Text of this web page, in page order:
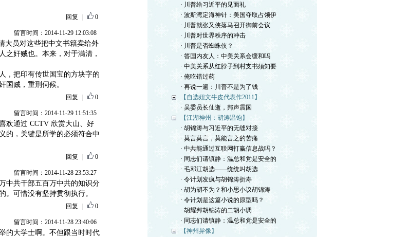
回复 0
留言时间：2014-11-29 12:03:08
大员对这些把中文书籍卖给外
奸贼也。本来，对于满清，
，把印有传世国宝的方块字的
国贼，重刑伺候。
回复 0
留言时间：2014-11-29 11:51:35
欢通过 CCTV 欣赏大山、好
的，关键是所学的必须符合中
回复 0
留言时间：2014-11-28 23:53:27
中共干部五百万中共的知识分
。可惜没有坚持贯彻执行。
回复 0
留言时间：2014-11-28 23:40:06
的大学士啊。不但跟当时时代
· 川普给习近平的见面礼
· 波斯湾定海神针：美国夺取占领伊
· 川普就张又侠落马召开御前会议
· 川普对世界秩序的冲击
· 川普是否蜘蛛侠？
· 答国内友人：中美关系会缓和吗
· 中美关系从红脖子到村支书须知要
· 俺吃错过药
· 再说一遍：川普不是为了钱
【自选妞文牛皮代表作2011】
· 吴委员长仙逝，邦声震国
【江湖神州：胡涛温饱】
· 胡锦涛与习近平的无缝对接
· 莫言莫言，莫能言之的苦痛
· 中共能通过互联网打赢信息战吗？
· 同志们请镇静：温总和党是安全的
· 毛邓江胡选——统统叫胡选
· 令计划发疯与胡锦涛折寿
· 胡为胡不为？和小思小议胡锦涛
· 令计划是这篇小说的原型吗？
· 胡耀邦胡锦涛的二胡小调
· 同志们请镇静：温总和党是安全的
【神州异像】